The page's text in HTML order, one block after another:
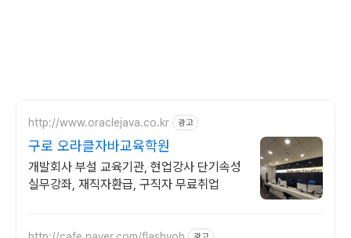
http://www.oraclejava.co.kr 광고
구로 오라클자바교육학원
개발회사 부설 교육기관, 현업강사 단기속성
실무강좌, 재직자환급, 구직자 무료취업